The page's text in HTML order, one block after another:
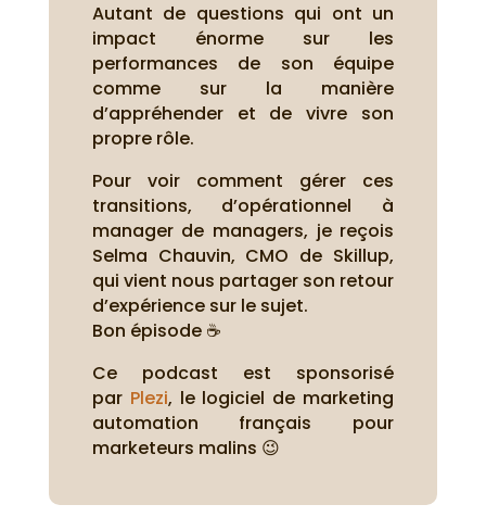
Autant de questions qui ont un
impact énorme sur les
performances de son équipe
comme sur la manière
d’appréhender et de vivre son
propre rôle.
Pour voir comment gérer ces
transitions, d’opérationnel à
manager de managers, je reçois
Selma Chauvin, CMO de Skillup,
qui vient nous partager son retour
d’expérience sur le sujet.
Bon épisode ☕
Ce podcast est sponsorisé
par Plezi, le logiciel de marketing
automation français pour
marketeurs malins 😉